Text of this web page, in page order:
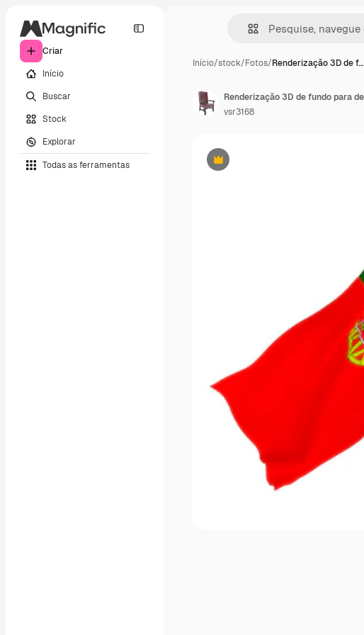
Criar
Início
Buscar
Stock
Explorar
Todas as ferramentas
Início/stock/Fotos/Renderização 3D de f…
Premium
vsr3168